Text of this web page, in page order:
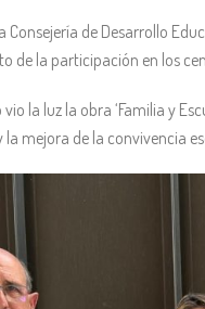
Consejería de Desarrollo
de la participación en los
la luz la obra ‘Familia y
la mejora de la convivencia